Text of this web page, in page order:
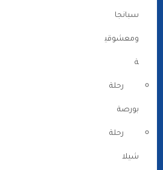
سبانجا
ومعشوقي
ة
رحلة
بورصة
رحلة
شيلا